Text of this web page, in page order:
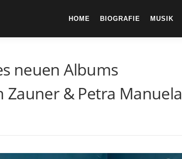
HOME BIOGRAFIE MUSIK
neuen Albums
Zauner & Petra Manuela